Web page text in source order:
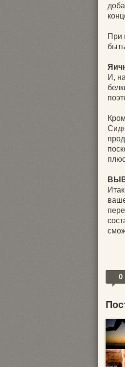
При
И,
0